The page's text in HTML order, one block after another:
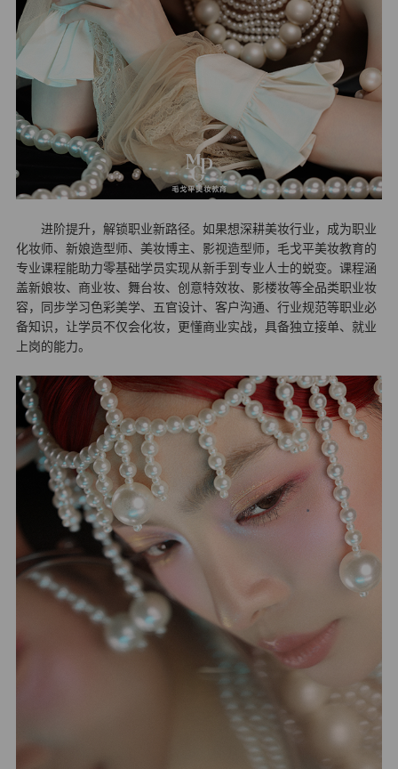
进阶提升，解锁职业新路径。如果想深耕美妆行业，成为职业
化妆师、新娘造型师、美妆博主、影视造型师，毛戈平美妆教育的
专业课程能助力零基础学员实现从新手到专业人士的蜕变。课程涵
盖新娘妆、商业妆、舞台妆、创意特效妆、影楼妆等全品类职业妆
容，同步学习色彩美学、五官设计、客户沟通、行业规范等职业必
备知识，让学员不仅会化妆，更懂商业实战，具备独立接单、就业
上岗的能力。